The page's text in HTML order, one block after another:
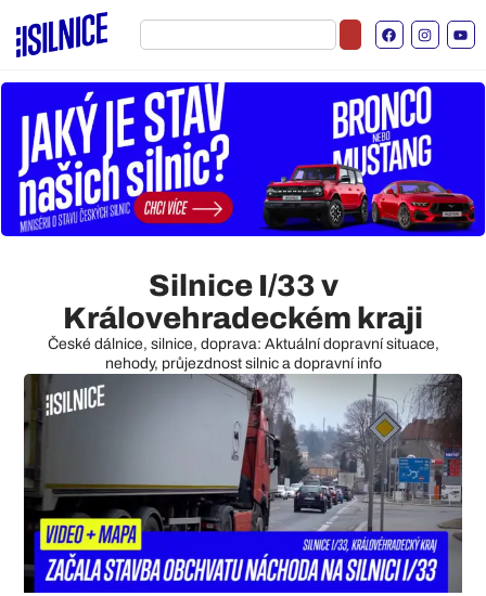
Silnice I/33 v
Královehradeckém kraji
České dálnice, silnice, doprava: Aktuální dopravní situace,
nehody, průjezdnost silnic a dopravní info